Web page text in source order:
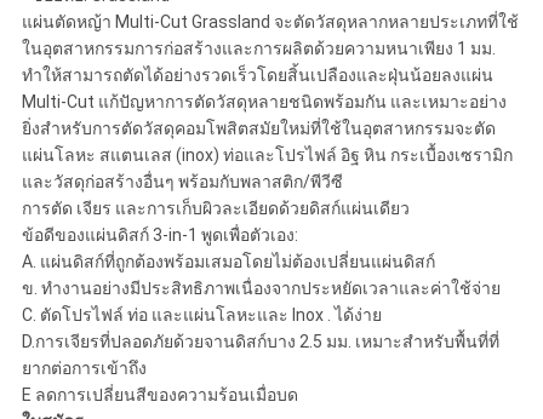
แผ่นตัดหญ้า Multi-Cut Grassland จะตัดวัสดุหลากหลายประเภทที่ใช้
ในอุตสาหกรรมการก่อสร้างและการผลิตด้วยความหนาเพียง 1 มม.
ทำให้สามารถตัดได้อย่างรวดเร็วโดยสิ้นเปลืองและฝุ่นน้อยลงแผ่น
Multi-Cut แก้ปัญหาการตัดวัสดุหลายชนิดพร้อมกัน และเหมาะอย่าง
ยิ่งสำหรับการตัดวัสดุคอมโพสิตสมัยใหม่ที่ใช้ในอุตสาหกรรมจะตัด
แผ่นโลหะ สแตนเลส (inox) ท่อและโปรไฟล์ อิฐ หิน กระเบื้องเซรามิก
และวัสดุก่อสร้างอื่นๆ พร้อมกับพลาสติก/พีวีซี
การตัด เจียร และการเก็บผิวละเอียดด้วยดิสก์แผ่นเดียว
ข้อดีของแผ่นดิสก์ 3-in-1 พูดเพื่อตัวเอง:
A. แผ่นดิสก์ที่ถูกต้องพร้อมเสมอโดยไม่ต้องเปลี่ยนแผ่นดิสก์
ข. ทำงานอย่างมีประสิทธิภาพเนื่องจากประหยัดเวลาและค่าใช้จ่าย
C. ตัดโปรไฟล์ ท่อ และแผ่นโลหะและ Inox . ได้ง่าย
D.การเจียรที่ปลอดภัยด้วยจานดิสก์บาง 2.5 มม. เหมาะสำหรับพื้นที่ที่
ยากต่อการเข้าถึง
E ลดการเปลี่ยนสีของความร้อนเมื่อบด